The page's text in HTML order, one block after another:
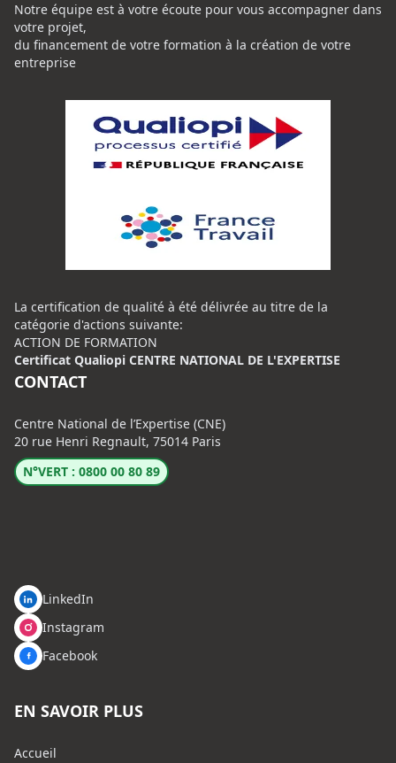
Notre équipe est à votre écoute pour vous accompagner dans
votre projet,
du financement de votre formation à la création de votre
entreprise
La certification de qualité à été délivrée au titre de la
catégorie d'actions suivante:
ACTION DE FORMATION
Certificat Qualiopi CENTRE NATIONAL DE L'EXPERTISE
CONTACT
Centre National de l’Expertise (CNE)
20 rue Henri Regnault, 75014 Paris
N°VERT : 0800 00 80 89
LinkedIn
Instagram
Facebook
EN SAVOIR PLUS
Accueil